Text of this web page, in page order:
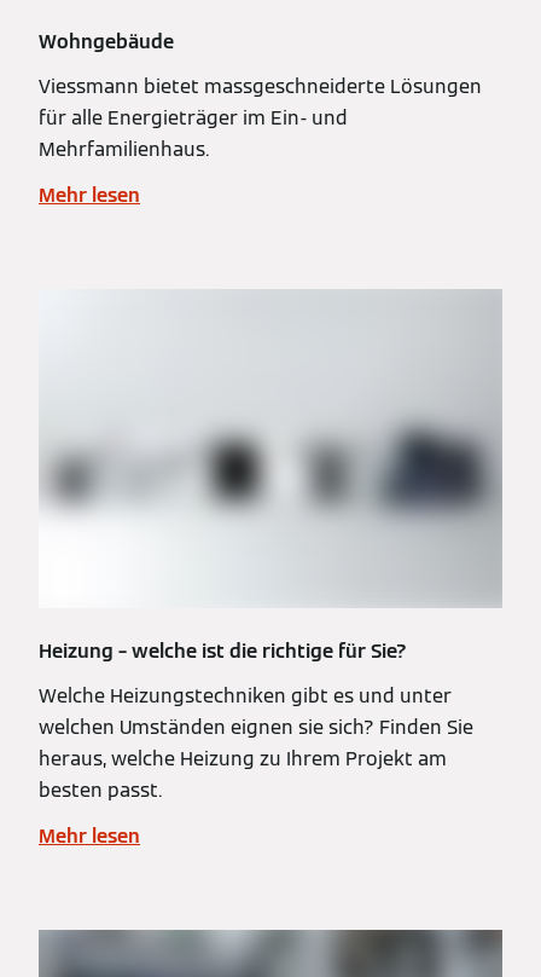
Wohngebäude
Viessmann bietet massgeschneiderte Lösungen
für alle Energieträger im Ein- und
Mehrfamilienhaus.
Mehr lesen
Heizung – welche ist die richtige für Sie?
Welche Heizungstechniken gibt es und unter
welchen Umständen eignen sie sich? Finden Sie
heraus, welche Heizung zu Ihrem Projekt am
besten passt.
Mehr lesen